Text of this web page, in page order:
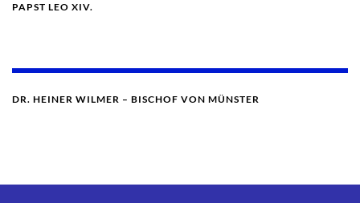
PAPST LEO XIV.
DR. HEINER WILMER – BISCHOF VON MÜNSTER